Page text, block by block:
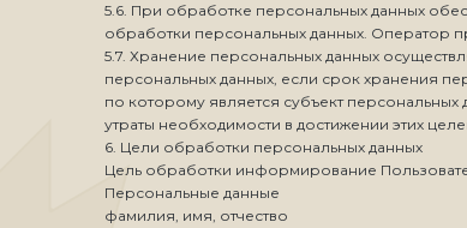
5.6. При обработке персональных данных
обработки персональных данных. Оператор
5.7. Хранение персональных данных
персональных данных, если срок хранения
по которому является субъект
утраты необходимости в достижении этих
6. Цели обработки персональных данных
Цель обработки информирование
Персональные данные
фамилия, имя, отчество